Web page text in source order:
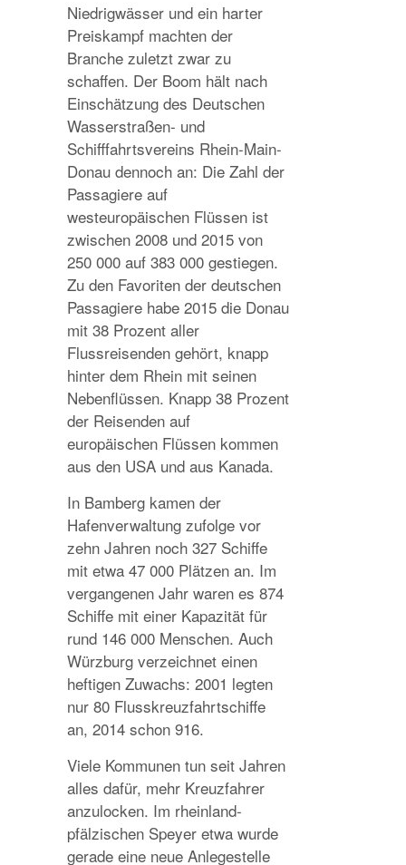
Niedrigwässer und ein harter
Preiskampf machten der
Branche zuletzt zwar zu
schaffen. Der Boom hält nach
Einschätzung des Deutschen
Wasserstraßen- und
Schifffahrtsvereins Rhein-Main-
Donau dennoch an: Die Zahl der
Passagiere auf
westeuropäischen Flüssen ist
zwischen 2008 und 2015 von
250 000 auf 383 000 gestiegen.
Zu den Favoriten der deutschen
Passagiere habe 2015 die Donau
mit 38 Prozent aller
Flussreisenden gehört, knapp
hinter dem Rhein mit seinen
Nebenflüssen. Knapp 38 Prozent
der Reisenden auf
europäischen Flüssen kommen
aus den USA und aus Kanada.
In Bamberg kamen der
Hafenverwaltung zufolge vor
zehn Jahren noch 327 Schiffe
mit etwa 47 000 Plätzen an. Im
vergangenen Jahr waren es 874
Schiffe mit einer Kapazität für
rund 146 000 Menschen. Auch
Würzburg verzeichnet einen
heftigen Zuwachs: 2001 legten
nur 80 Flusskreuzfahrtschiffe
an, 2014 schon 916.
Viele Kommunen tun seit Jahren
alles dafür, mehr Kreuzfahrer
anzulocken. Im rheinland-
pfälzischen Speyer etwa wurde
gerade eine neue Anlegestelle